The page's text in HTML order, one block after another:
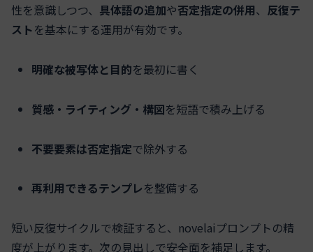
性を意識しつつ、 具体語の追加や否定指定の併用、 反復テ
ストを基本にする運用が有効です。
明確な被写体と目的を最初に書く
質感・ライティング・構図を短語で積み上げる
不要要素は否定指定で除外する
再利用できるテンプレを整備する
短い反復サイクルで検証すると、novelaiプロンプトの精
度が上がります。次の見出しで安全面を補足します。